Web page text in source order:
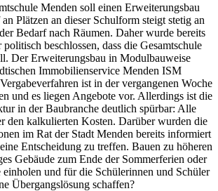
Menden soll einen Erweiterungsbau
Plätzen an dieser Schulform steigt stetig an
Bedarf nach Räumen. Daher wurde bereits
beschlossen, dass die Gesamtschule
Der Erweiterungsbau in Modulbauweise
Immobilienservice Menden ISM
ist in der vergangenen Woche
und es liegen Angebote vor. Allerdings ist die
in der Baubranche deutlich spürbar: Alle
den kalkulierten Kosten. Darüber wurden die
im Rat der Stadt Menden bereits informiert
Entscheidung zu treffen. Bauen zu höheren
Gebäude zum Ende der Sommerferien oder
einholen und für die Schülerinnen und Schüler
Übergangslösung schaffen?